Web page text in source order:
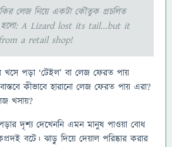
লেজ নিয়ে একটা কৌতুক প্রচলিত
হলো: A Lizard lost its tail...but it
a retail shop!
খসে পড়া ‘টেইল’ বা লেজ ফেরত পায়
কীভাবে হারানো লেজ ফেরত পায় এরা?
খসায়?
দৃশ্য দেখেননি এমন মানুষ পাওয়া বোধ
বটে। ঝাড়ু দিয়ে দেয়াল পরিষ্কার করার